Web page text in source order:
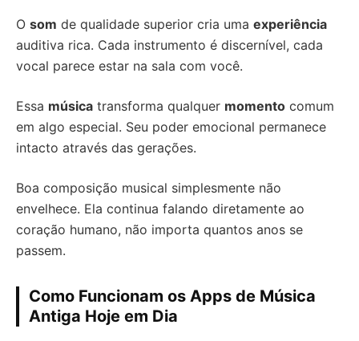
O som de qualidade superior cria uma experiência
auditiva rica. Cada instrumento é discernível, cada
vocal parece estar na sala com você.
Essa música transforma qualquer momento comum
em algo especial. Seu poder emocional permanece
intacto através das gerações.
Boa composição musical simplesmente não
envelhece. Ela continua falando diretamente ao
coração humano, não importa quantos anos se
passem.
Como Funcionam os Apps de Música
Antiga Hoje em Dia